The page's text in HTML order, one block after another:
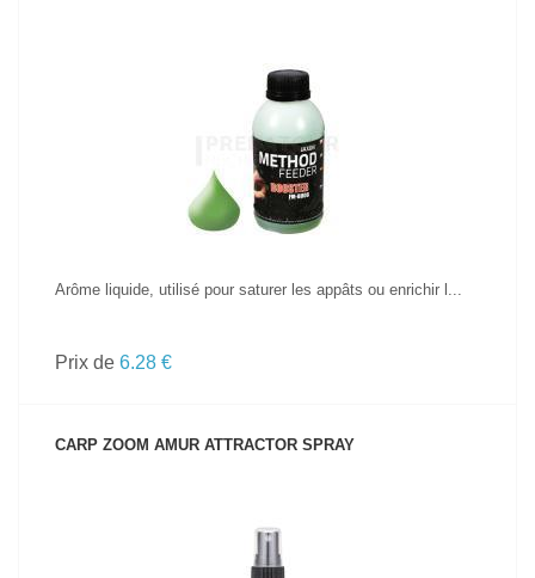
VOIR LE PRODUIT
Arôme liquide, utilisé pour saturer les appâts ou enrichir l...
Prix de 6.28 €
CARP ZOOM AMUR ATTRACTOR SPRAY
VOIR LE PRODUIT